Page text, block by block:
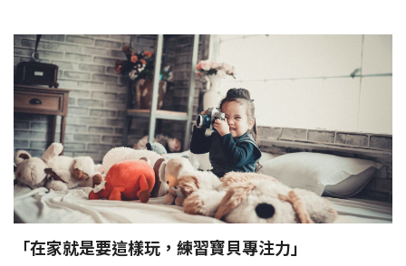
「在家就是要這樣玩，練習寶貝專注力」